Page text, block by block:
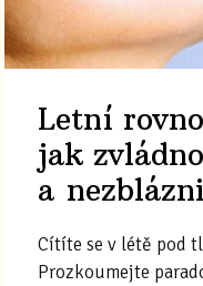
Letní
jak
a
Cítíte se v létě pod
Prozkoumejte